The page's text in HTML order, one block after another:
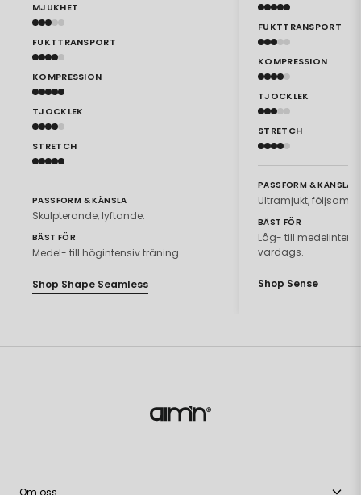
MJUKHET
FUKTTRANSPORT
KOMPRESSION
TJOCKLEK
STRETCH
PASSFORM & KÄNSLA
Skulpterande, lyftande.
BÄST FÖR
Medel- till högintensiv träning.
Shop Shape Seamless
FUKTTRANSPORT
KOMPRESSION
TJOCKLEK
STRETCH
PASSFORM & KÄNSLA
Ultramjukt, följsamt.
BÄST FÖR
Låg- till
vardags.
Shop Sense
Om oss